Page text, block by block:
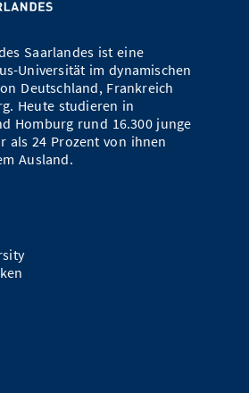
Saarlandes ist eine
Universität im dynamischen
Deutschland, Frankreich
Heute studieren in
Homburg rund 16.300 junge
als 24 Prozent von ihnen
Ausland.